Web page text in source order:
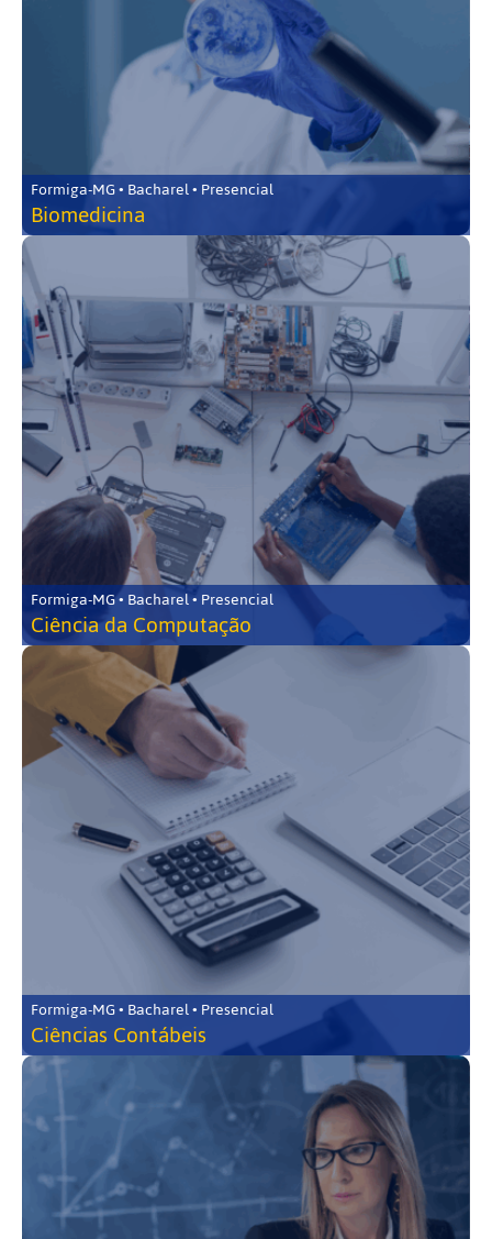
Formiga-MG • Bacharel • Presencial
Biomedicina
Formiga-MG • Bacharel • Presencial
Ciência da Computação
Formiga-MG • Bacharel • Presencial
Ciências Contábeis